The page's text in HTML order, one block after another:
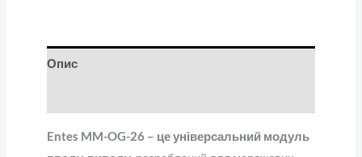
Опис
Entes MM-OG-26 – це універсальний модуль